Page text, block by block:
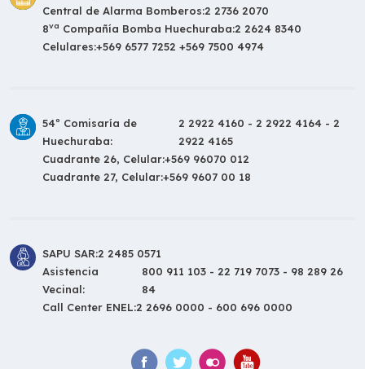
Central de Alarma Bomberos:2 2736 2070
8va Compañía Bomba Huechuraba:2 2624 8340
Celulares:+569 6577 7252 +569 7500 4974
54º Comisaría de
Huechuraba:
2 2922 4160 - 2 2922 4164 - 2
2922 4165
Cuadrante 26, Celular:+569 96070 012
Cuadrante 27, Celular:+569 9607 00 18
SAPU SAR:2 2485 0571
Asistencia
Vecinal:
800 911 103 - 22 719 7073 - 98 289 26
84
Call Center ENEL:2 2696 0000 - 600 696 0000